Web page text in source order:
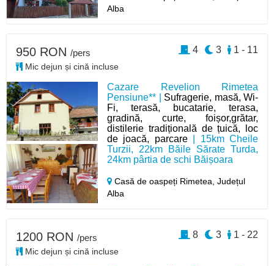
Alba
Cazare Revelion Rimetea
Pensiune** | Sufragerie, masă, Wi-
Fi, terasă, bucatarie, terasa,
gradină, curte, foișor,grătar,
distilerie tradițională de țuică, loc
de joacă, parcare| 15km Cheile
Turzii, 22km Băile Sărate Turda,
24km pârtia de schi Băișoara
Casă de oaspeți Rimetea,Județul
Alba
950 RON /pers
Mic dejun și cină incluse
1 - 11
3
4
1200 RON /pers
Mic dejun și cină incluse
1 - 22
3
8